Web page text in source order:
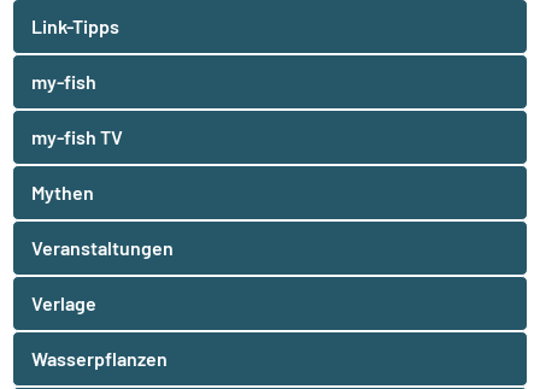
Link-Tipps
my-fish
my-fish TV
Mythen
Veranstaltungen
Verlage
Wasserpflanzen